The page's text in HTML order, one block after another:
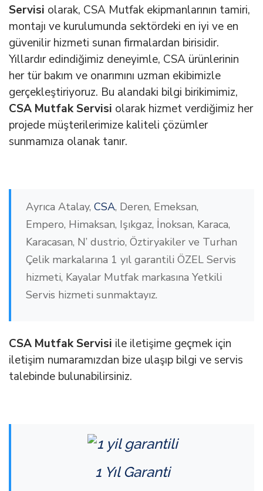
Servisi olarak, CSA Mutfak ekipmanlarının tamiri,
montajı ve kurulumunda sektördeki en iyi ve en
güvenilir hizmeti sunan firmalardan birisidir.
Yıllardır edindiğimiz deneyimle, CSA ürünlerinin
her tür bakım ve onarımını uzman ekibimizle
gerçekleştiriyoruz. Bu alandaki bilgi birikimimiz,
CSA Mutfak Servisi olarak hizmet verdiğimiz her
projede müşterilerimize kaliteli çözümler
sunmamıza olanak tanır.
Ayrıca Atalay, CSA, Deren, Emeksan,
Empero, Himaksan, Işıkgaz, İnoksan, Karaca,
Karacasan, N’ dustrio, Öztiryakiler ve Turhan
Çelik markalarına 1 yıl garantili ÖZEL Servis
hizmeti, Kayalar Mutfak markasına Yetkili
Servis hizmeti sunmaktayız.
CSA Mutfak Servisi ile iletişime geçmek için
iletişim numaramızdan bize ulaşıp bilgi ve servis
talebinde bulunabilirsiniz.
1 Yıl Garanti